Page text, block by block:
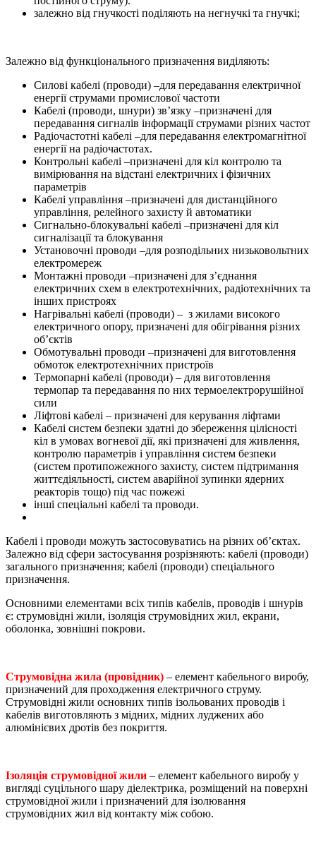
залежно від гнучкості поділяють на негнучкі та гнучкі;
Залежно від функціонального призначення виділяють:
Силові кабелі (проводи) –для передавання електричної
енергії струмами промислової частоти
Кабелі (проводи, шнури) зв’язку –призначені для
передавання сигналів інформації струмами різних частот
Радіочастотні кабелі –для передавання електромагнітної
енергії на радіочастотах.
Контрольні кабелі –призначені для кіл контролю та
вимірювання на відстані електричних і фізичних
параметрів
Кабелі управління –призначені для дистанційного
управління, релейного захисту й автоматики
Сигнально-блокувальні кабелі –призначені для кіл
сигналізації та блокування
Установочні проводи –для розподільних низьковольтних
електромереж
Монтажні проводи –призначені для з’єднання
електричних схем в електротехнічних, радіотехнічних та
інших пристроях
Нагрівальні кабелі (проводи) – з жилами високого
електричного опору, призначені для обігрівання різних
об’єктів
Обмотувальні проводи –призначені для виготовлення
обмоток електротехнічних пристроїв
Термопарні кабелі (проводи) – для виготовлення
термопар та передавання по них термоелектрорушійної
сили
Ліфтові кабелі – призначені для керування ліфтами
Кабелі систем безпеки здатні до збереження цілісності
кіл в умовах вогневої дії, які призначені для живлення,
контролю параметрів і управління систем безпеки
(систем протипожежного захисту, систем підтримання
життєдіяльності, систем аварійної зупинки ядерних
реакторів тощо) під час пожежі
інші спеціальні кабелі та проводи.
Кабелі і проводи можуть застосовуватись на різних об’єктах.
Залежно від сфери застосування розрізняють: кабелі (проводи)
загального призначення; кабелі (проводи) спеціального
призначення.
Основними елементами всіх типів кабелів, проводів і шнурів
є: струмовідні жили, ізоляція струмовідних жил, екрани,
оболонка, зовнішні покрови.
Струмовідна жила (провідник) – елемент кабельного виробу,
призначений для проходження електричного струму.
Струмовідні жили основних типів ізольованих проводів і
кабелів виготовляють з мідних, мідних луджених або
алюмінієвих дротів без покриття.
Ізоляція струмовідної жили – елемент кабельного виробу у
вигляді суцільного шару діелектрика, розміщений на поверхні
струмовідної жили і призначений для ізолювання
струмовідних жил від контакту між собою.